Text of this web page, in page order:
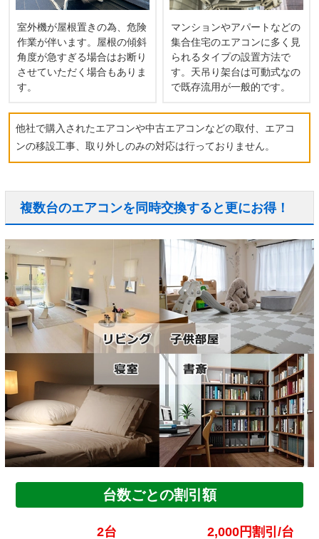
室外機が屋根置きの為、危険
作業が伴います。屋根の傾斜
角度が急すぎる場合はお断り
させていただく場合もありま
す。
マンションやアパートなどの
集合住宅のエアコンに多く見
られるタイプの設置方法で
す。天吊り架台は可動式なの
で既存流用が一般的です。
他社で購入されたエアコンや中古エアコンなどの取付、エアコ
ンの移設工事、取り外しのみの対応は行っておりません。
複数台のエアコンを同時交換すると更にお得！
台数ごとの割引額
2台
2,000円割引/台